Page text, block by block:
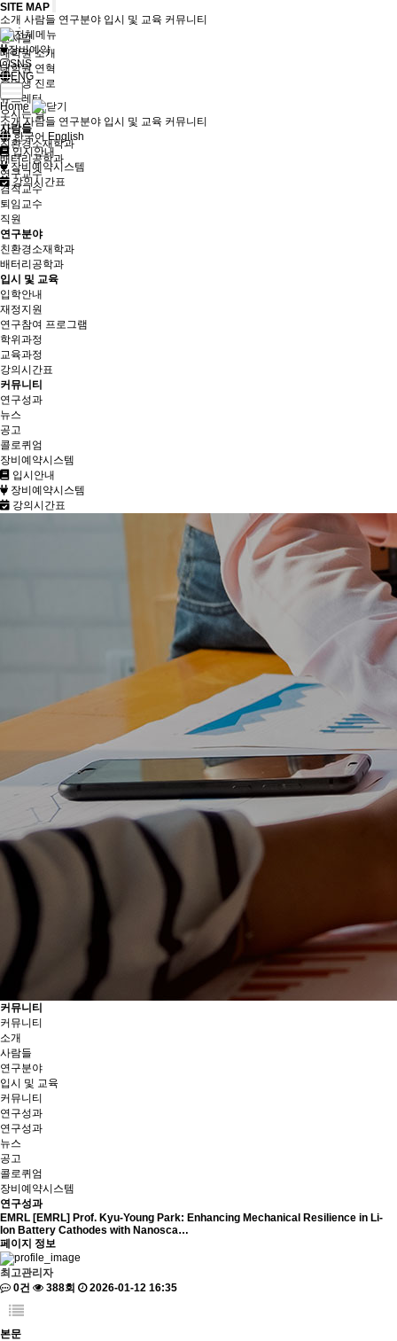
SITE MAP
소개
인사말
대학원 소개
대학원 연혁
졸업생 진로
뉴스레터
오시는 길
사람들
친환경소재학과
배터리공학과
연구교수
겸직교수
퇴임교수
직원
연구분야
친환경소재학과
배터리공학과
입시 및 교육
입학안내
재정지원
연구참여 프로그램
학위과정
교육과정
강의시간표
커뮤니티
연구성과
뉴스
공고
콜로퀴엄
장비예약시스템
입시안내
장비예약시스템
강의시간표
소개 사람들 연구분야 입시 및 교육 커뮤니티
장비예약
SNS
ENG
Home
소개 사람들 연구분야 입시 및 교육 커뮤니티
한국어 English
입시안내
장비예약시스템
강의시간표
커뮤니티
커뮤니티
소개
사람들
연구분야
입시 및 교육
커뮤니티
연구성과
연구성과
뉴스
공고
콜로퀴엄
장비예약시스템
연구성과
EMRL [EMRL] Prof. Kyu-Young Park: Enhancing Mechanical Resilience in Li-
Ion Battery Cathodes with Nanosca…
페이지 정보
최고관리자
0건
388회 2026-01-12 16:35
본문